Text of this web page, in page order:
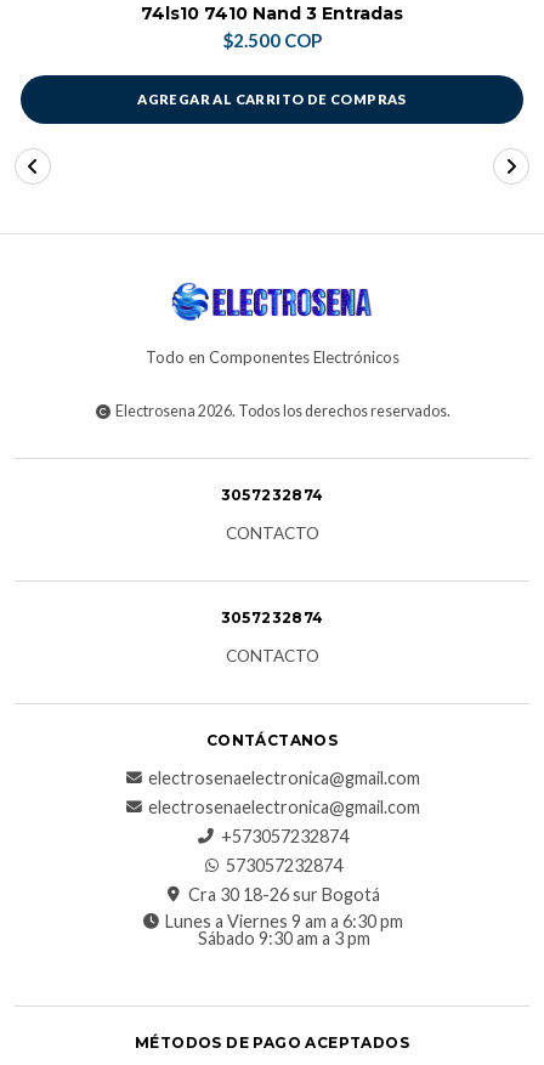
74ls10 7410 Nand 3 Entradas
$2.500 COP
AGREGAR AL CARRITO DE COMPRAS
Todo en Componentes Electrónicos
Electrosena 2026. Todos los derechos reservados.
3057232874
CONTACTO
3057232874
CONTACTO
CONTÁCTANOS
electrosenaelectronica@gmail.com
electrosenaelectronica@gmail.com
+573057232874
573057232874
Cra 30 18-26 sur Bogotá
Lunes a Viernes 9 am a 6:30 pm
Sábado 9:30 am a 3 pm
MÉTODOS DE PAGO ACEPTADOS